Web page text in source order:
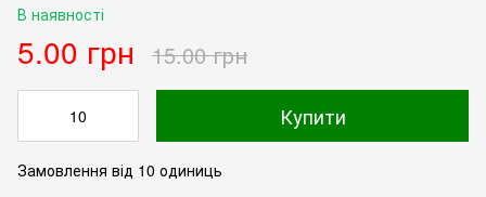
В наявності
5.00 грн 15.00 грн
Купити
Замовлення від 10 одиниць